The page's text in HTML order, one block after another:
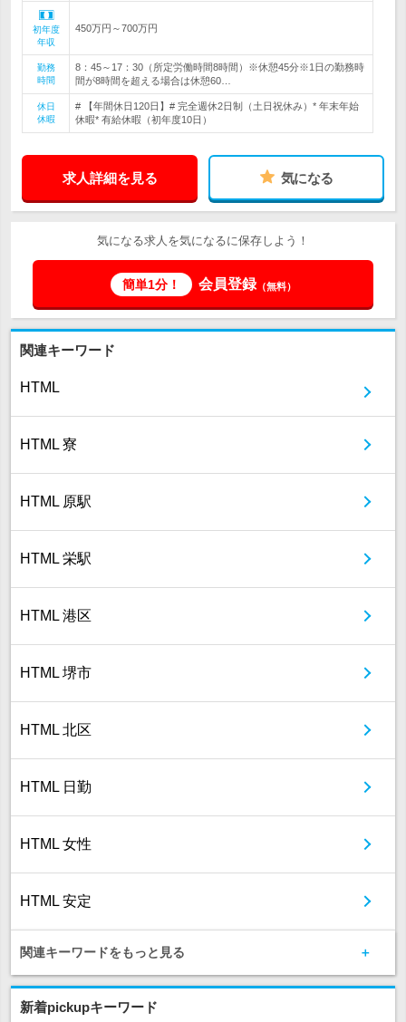
初年度
年収
450万円～700万円
勤務
時間
8：45～17：30（所定労働時間8時間）※休憩45分※1日の勤務時
間が8時間を超える場合は休憩60…
休日
休暇
# 【年間休日120日】# 完全週休2日制（土日祝休み）* 年末年始
休暇* 有給休暇（初年度10日）
求人詳細を見る 気になる
気になる求人を気になるに保存しよう！
簡単1分！ 会員登録（無料）
関連キーワード
HTML
HTML 寮
HTML 原駅
HTML 栄駅
HTML 港区
HTML 堺市
HTML 北区
HTML 日勤
HTML 女性
HTML 安定
関連キーワードをもっと見る
新着pickupキーワード